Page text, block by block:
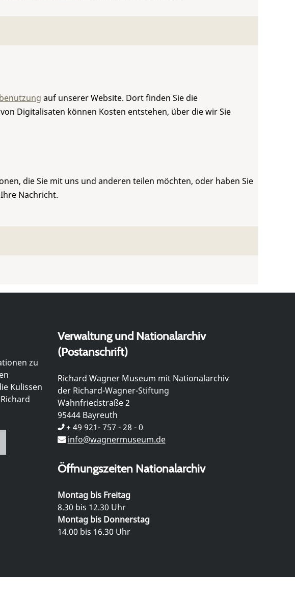
auf unserer Website. Dort finden Sie die
Digitalisaten können Kosten entstehen, über die wir Sie
die Sie mit uns und anderen teilen möchten, oder haben Sie
Nachricht.
zu
Kulissen
Verwaltung und Nationalarchiv
(Postanschrift)
Richard Wagner Museum mit Nationalarchiv
der Richard-Wagner-Stiftung
Wahnfriedstraße 2
95444 Bayreuth
+ 49 921- 757 - 28 - 0
info@wagnermuseum.de
Öffnungszeiten Nationalarchiv
Montag bis Freitag
8.30 bis 12.30 Uhr
Montag bis Donnerstag
14.00 bis 16.30 Uhr